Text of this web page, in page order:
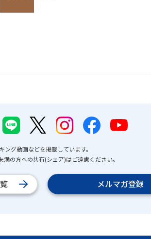
グ動画などを掲載しています。
の方への共有(シェア)はご遠慮ください。
メルマガ登録